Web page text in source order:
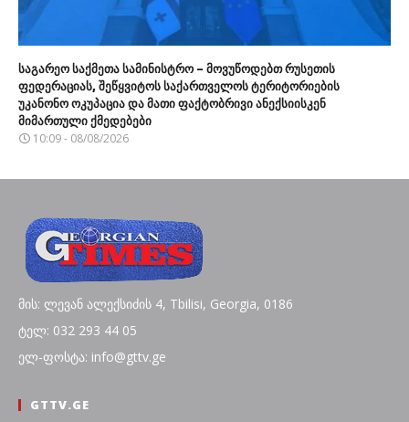
საგარეო საქმეთა სამინისტრო – მოვუწოდებთ რუსეთის
ფედერაციას, შეწყვიტოს საქართველოს ტერიტორიების
უკანონო ოკუპაცია და მათი ფაქტობრივი ანექსიისკენ
მიმართული ქმედებები
10:09 - 08/08/2026
მის: ლევან ალექსიძის 4, Tbilisi, Georgia, 0186
ტელ: 032 293 44 05
ელ-ფოსტა: info@gttv.ge
GTTV.GE